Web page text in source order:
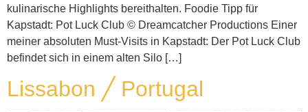
kulinarische Highlights bereithalten. Foodie Tipp für
Kapstadt: Pot Luck Club © Dreamcatcher Productions Einer
meiner absoluten Must-Visits in Kapstadt: Der Pot Luck Club
befindet sich in einem alten Silo […]
Lissabon ╱ Portugal